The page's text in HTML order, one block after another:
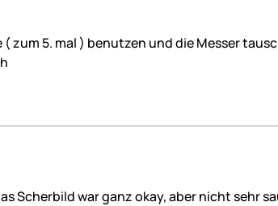
zum 5. mal ) benutzen und die Messer
Scherbild war ganz okay, aber nicht sehr